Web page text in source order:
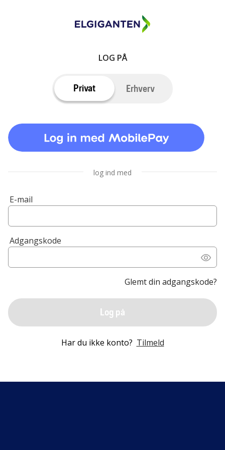
LOG PÅ
Privat Erhverv
log ind med
E-mail
Adgangskode
Glemt din adgangskode?
Log på
Har du ikke konto? Tilmeld